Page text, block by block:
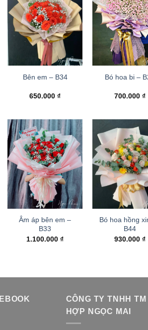
Bên em – B34
650.000₫
Bó hoa bi –
700.000 ₫
Âm áp bên em –
B33
1.100.000₫
Bó hoa hồng
B44
930.000 ₫
CÔNG TY TNHH
HỢP NGỌC MAI